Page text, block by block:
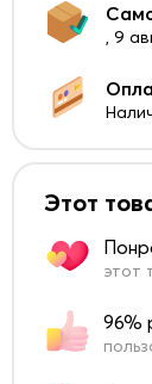
, 9
Этот
этот
96%